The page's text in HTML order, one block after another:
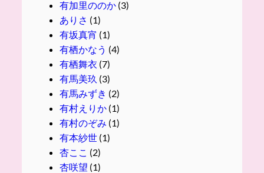
有加里ののか(3)
ありさ (1)
有坂真宵 (1)
有栖かなう (4)
有栖舞衣 (7)
有馬美玖 (3)
有馬みずき (2)
有村えりか(1)
有村のぞみ (1)
有本紗世(1)
杏ここ (2)
杏咲望 (1)